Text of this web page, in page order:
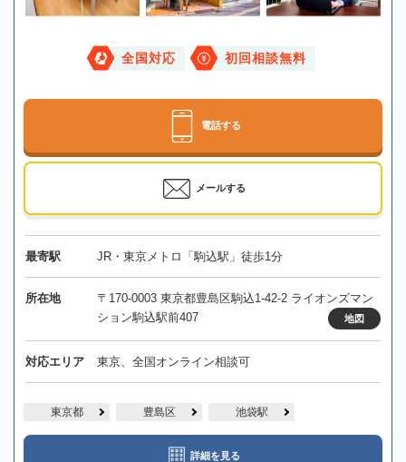
全国対応 初回相談無料
電話する
メールする
最寄駅 JR・東京メトロ「駒込駅」徒歩1分
所在地
〒170-0003 東京都豊島区駒込1-42-2 ライオンズマン
ション駒込駅前407
地図
対応エリア 東京、全国オンライン相談可
東京都 豊島区 池袋駅
詳細を見る